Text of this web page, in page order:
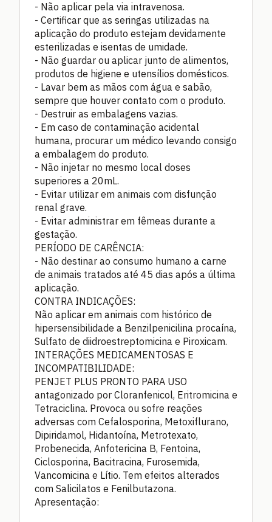
- Não aplicar pela via intravenosa.
- Certificar que as seringas utilizadas na
aplicação do produto estejam devidamente
esterilizadas e isentas de umidade.
- Não guardar ou aplicar junto de alimentos,
produtos de higiene e utensílios domésticos.
- Lavar bem as mãos com água e sabão,
sempre que houver contato com o produto.
- Destruir as embalagens vazias.
- Em caso de contaminação acidental
humana, procurar um médico levando consigo
a embalagem do produto.
- Não injetar no mesmo local doses
superiores a 20mL.
- Evitar utilizar em animais com disfunção
renal grave.
- Evitar administrar em fêmeas durante a
gestação.
PERÍODO DE CARÊNCIA:
- Não destinar ao consumo humano a carne
de animais tratados até 45 dias após a última
aplicação.
CONTRA INDICAÇÕES:
Não aplicar em animais com histórico de
hipersensibilidade a Benzilpenicilina procaína,
Sulfato de diidroestreptomicina e Piroxicam.
INTERAÇÕES MEDICAMENTOSAS E
INCOMPATIBILIDADE:
PENJET PLUS PRONTO PARA USO
antagonizado por Cloranfenicol, Eritromicina e
Tetraciclina. Provoca ou sofre reações
adversas com Cefalosporina, Metoxiflurano,
Dipiridamol, Hidantoína, Metrotexato,
Probenecida, Anfotericina B, Fentoina,
Ciclosporina, Bacitracina, Furosemida,
Vancomicina e Lítio. Tem efeitos alterados
com Salicilatos e Fenilbutazona.
Apresentação: